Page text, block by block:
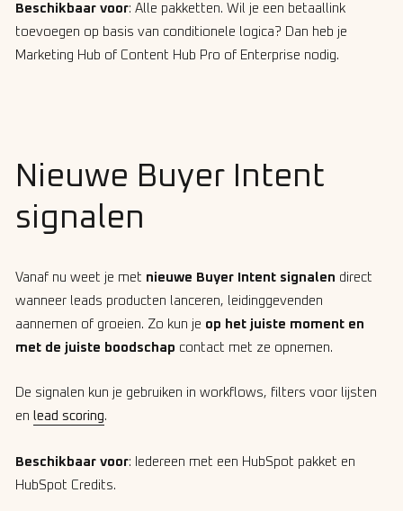
Beschikbaar voor: Alle pakketten. Wil je een betaallink
toevoegen op basis van conditionele logica? Dan heb je
Marketing Hub of Content Hub Pro of Enterprise nodig.
Nieuwe Buyer Intent
signalen
Vanaf nu weet je met nieuwe Buyer Intent signalen direct
wanneer leads producten lanceren, leidinggevenden
aannemen of groeien. Zo kun je op het juiste moment en
met de juiste boodschap contact met ze opnemen.
De signalen kun je gebruiken in workflows, filters voor lijsten
en lead scoring.
Beschikbaar voor: Iedereen met een HubSpot pakket en
HubSpot Credits.